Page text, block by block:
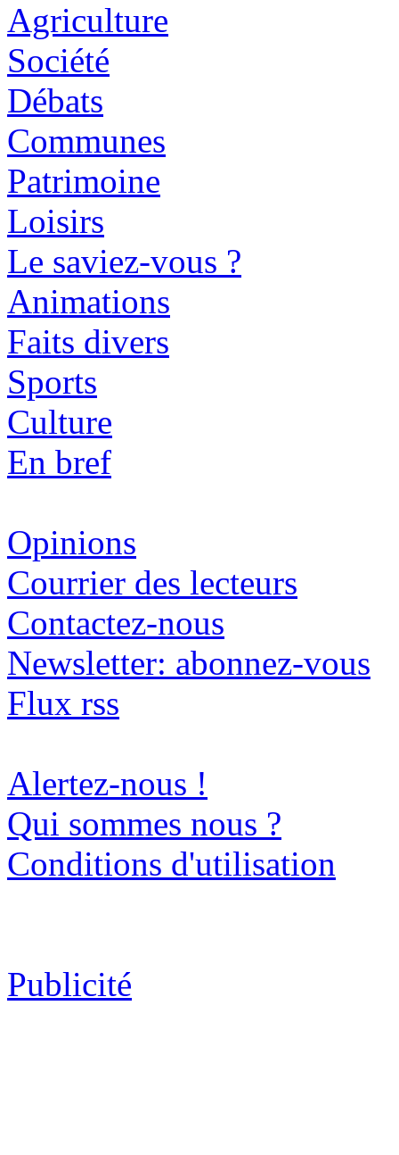
Agriculture
Société
Débats
Communes
Patrimoine
Loisirs
Le saviez-vous ?
Animations
Faits divers
Sports
Culture
En bref
Opinions
Courrier des lecteurs
Contactez-nous
Newsletter: abonnez-vous
Flux rss
Alertez-nous !
Qui sommes nous ?
Conditions d'utilisation
Publicité